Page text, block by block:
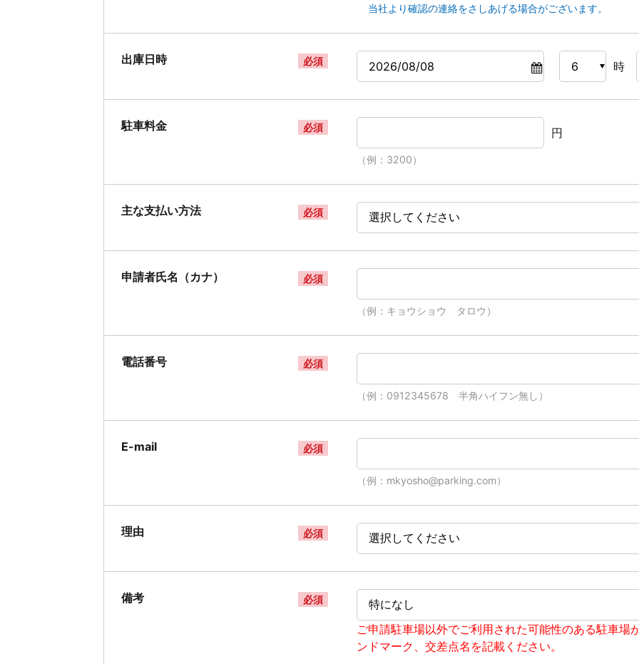
当社より確認の連絡をさしあげる場合がございます。
出庫日時 必須 時
駐車料金 必須 円
（例：3200）
主な支払い方法 必須
申請者氏名（カナ） 必須
（例：キョウショウ タロウ）
電話番号 必須
（例：0912345678 半角ハイフン無し）
E-mail 必須
（例：mkyosho@parking.com）
理由 必須
備考 必須
ご申請駐車場以外でご利用された可能性のある駐車場
ンドマーク、交差点名を記載ください。